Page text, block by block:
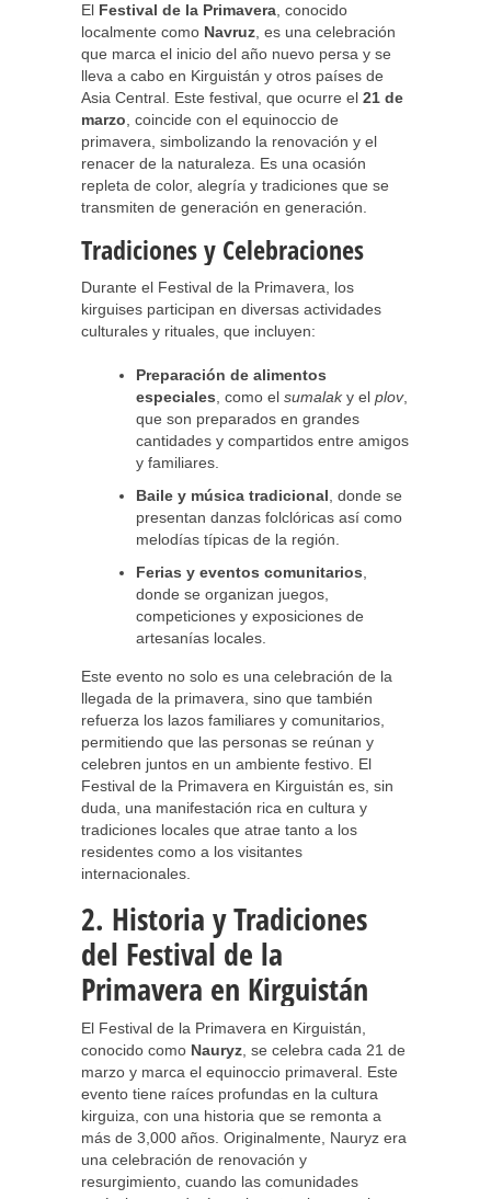
El Festival de la Primavera , conocido
localmente como Navruz , es una celebración
que marca el inicio del año nuevo persa y se
lleva a cabo en Kirguistán y otros países de
Asia Central. Este festival, que ocurre el 21 de
marzo , coincide con el equinoccio de
primavera, simbolizando la renovación y el
renacer de la naturaleza. Es una ocasión
repleta de color, alegría y tradiciones que se
transmiten de generación en generación.
Tradiciones y Celebraciones
Durante el Festival de la Primavera, los
kirguises participan en diversas actividades
culturales y rituales, que incluyen:
Preparación de alimentos
especiales , como el sumalaky el plov,
que son preparados en grandes
cantidades y compartidos entre amigos
y familiares.
Baile y música tradicional , donde se
presentan danzas folclóricas así como
melodías típicas de la región.
Ferias y eventos comunitarios
donde se organizan juegos,
competiciones y exposiciones de
artesanías locales.
Este evento no solo es una celebración de la
llegada de la primavera, sino que también
refuerza los lazos familiares y comunitarios,
permitiendo que las personas se reúnan y
celebren juntos en un ambiente festivo. El
Festival de la Primavera en Kirguistán es, sin
duda, una manifestación rica en cultura y
tradiciones locales que atrae tanto a los
residentes como a los visitantes
internacionales.
2. Historia y Tradiciones
del Festival de la
Primavera en Kirguistán
El Festival de la Primavera en Kirguistán,
conocido como Nauryz , se celebra cada 21 de
marzo y marca el equinoccio primaveral. Este
evento tiene raíces profundas en la cultura
kirguiza, con una historia que se remonta a
más de 3,000 años. Originalmente, Nauryz era
una celebración de renovación y
resurgimiento, cuando las comunidades